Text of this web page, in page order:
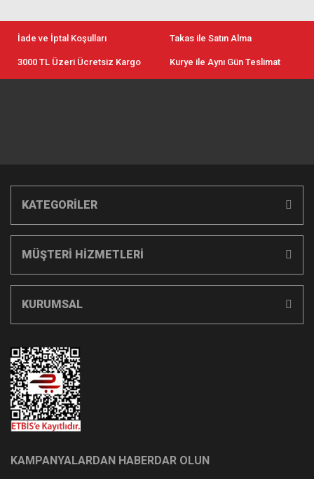
İade ve İptal Koşulları Takas ile Satın Alma
3000 TL Üzeri Ücretsiz Kargo Kurye ile Aynı Gün Teslimat
KATEGORİLER
MÜŞTERİ HİZMETLERİ
KURUMSAL
KAMPANYALARDAN HABERDAR OLUN